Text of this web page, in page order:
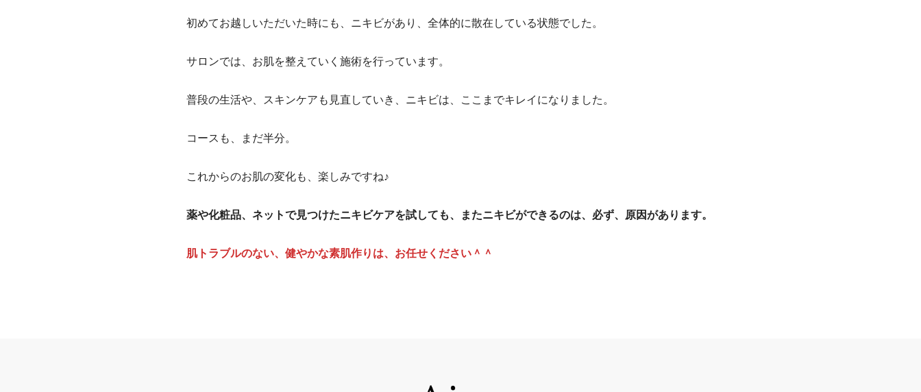
初めてお越しいただいた時にも、ニキビがあり、全体的に散在している状態でした。
サロンでは、お肌を整えていく施術を行っています。
普段の生活や、スキンケアも見直していき、ニキビは、ここまでキレイになりました。
コースも、まだ半分。
これからのお肌の変化も、楽しみですね♪
薬や化粧品、ネットで見つけたニキビケアを試しても、またニキビができるのは、必ず、原因があります。
肌トラブルのない、健やかな素肌作りは、お任せください＾＾